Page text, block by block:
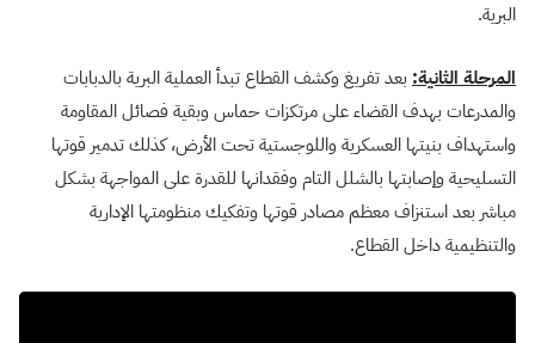
البرية.
المرحلة الثانية: بعد تفريغ وكشف القطاع تبدأ العملية البرية بالدبابات
والمدرعات بهدف القضاء على مرتكزات حماس وبقية فصائل المقاومة
واستهداف بنيتها العسكرية واللوجستية تحت الأرض، كذلك تدمير قوتها
التسليحية وإصابتها بالشلل التام وفقدانها للقدرة على المواجهة بشكل
مباشر بعد استنزاف معظم مصادر قوتها وتفكيك منظومتها الإدارية
والتنظيمية داخل القطاع.